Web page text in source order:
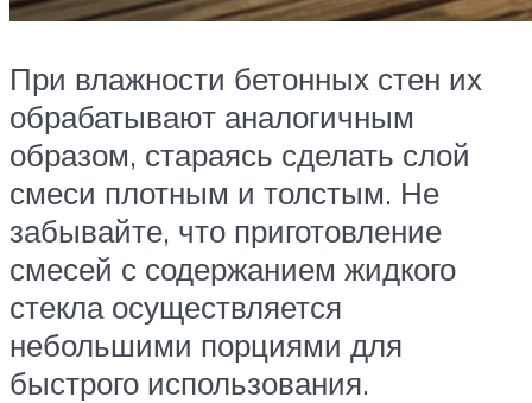
При влажности бетонных стен их
обрабатывают аналогичным
образом, стараясь сделать слой
смеси плотным и толстым. Не
забывайте, что приготовление
смесей с содержанием жидкого
стекла осуществляется
небольшими порциями для
быстрого использования.